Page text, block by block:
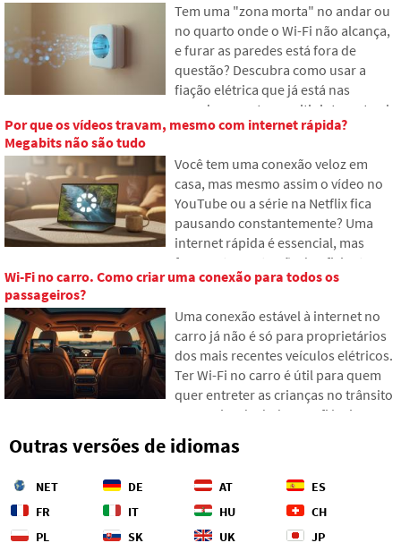
baseamo-nos em dados recentes de
2026, mostramos a enorme
diferença entre nossas estimativas e
a realidade e oferecemos quatro
passos concretos para ter um pouco
despesas.
Tem uma "zona morta" no andar ou
no quarto onde o Wi-Fi não alcança,
e furar as paredes está fora de
questão? Descubra como usar a
fiação elétrica que já está nas
paredes para transmitir internet pela
rede elétrica. No artigo, mostramos
adaptador powerline, por que ele
lida bem com transmissões em 4K e
jogos, e no que prestar atenção em
instalações elétricas antigas de
alumínio.
Por que os vídeos travam, mesmo com internet rápida?
Megabits não são tudo
Você tem uma conexão veloz em
casa, mas mesmo assim o vídeo no
YouTube ou a série na Netflix fica
pausando constantemente? Uma
internet rápida é essencial, mas
frequentemente não é suficiente
para assistir vídeos com fluidez. O
que não consegue fornecer dados
ao seu dispositivo suficientemente
rápido. Veja como encontrar os
pontos fracos na sua rede e o que
fazer quando a teoria do provedor
Wi-Fi no carro. Como criar uma conexão para todos os
passageiros?
Uma conexão estável à internet no
carro já não é só para proprietários
dos mais recentes veículos elétricos.
Ter Wi-Fi no carro é útil para quem
quer entreter as crianças no trânsito
ou precisa de dados confiáveis para
navegação. Existem várias maneiras
de criar uma rede mesmo em carros
configurar tudo e qual opção
poupará mais nervos e dinheiro com
dados transferidos.
Outras versões de idiomas
NET DE AT
ES
FR
IT HU
CH
PL
SK UK JP